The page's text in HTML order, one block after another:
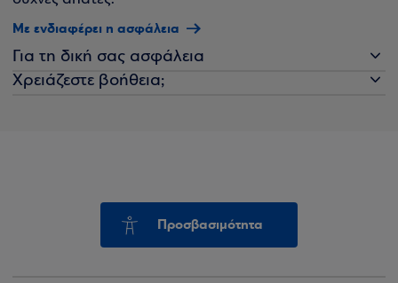
Με ενδιαφέρει η ασφάλεια
Για τη δική σας ασφάλεια
Χρειάζεστε βοήθεια;
Προσβασιμότητα